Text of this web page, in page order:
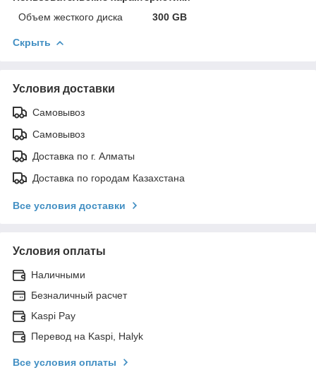
Объем жесткого диска
300 GB
Скрыть
Условия доставки
Самовывоз
Самовывоз
Доставка по г. Алматы
Доставка по городам Казахстана
Все условия доставки
Условия оплаты
Наличными
Безналичный расчет
Kaspi Pay
Перевод на Kaspi, Halyk
Все условия оплаты